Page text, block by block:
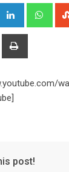
Google+ LinkedIn
Share
post!